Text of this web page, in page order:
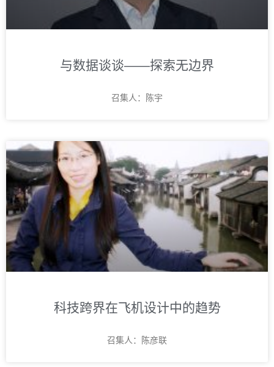
与数据谈谈——探索无边界
召集人：陈宇
科技跨界在飞机设计中的趋势
召集人：陈彦联